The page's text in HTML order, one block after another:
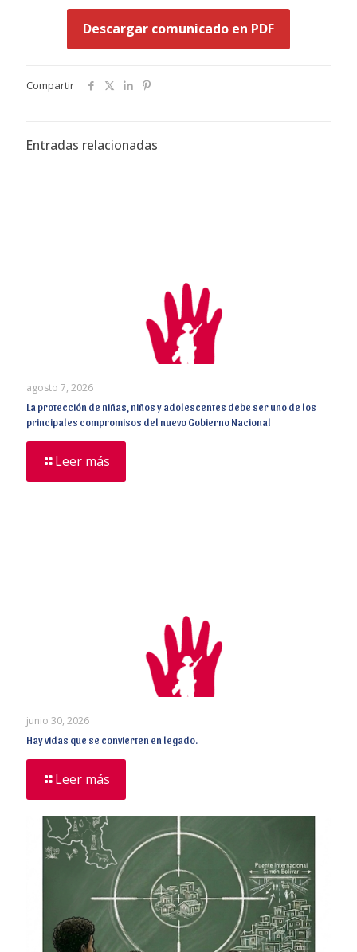
Descargar comunicado en PDF
Compartir
Entradas relacionadas
agosto 7, 2026
La protección de niñas, niños y adolescentes debe ser uno de los
principales compromisos del nuevo Gobierno Nacional
Leer más
junio 30, 2026
Hay vidas que se convierten en legado.
Leer más